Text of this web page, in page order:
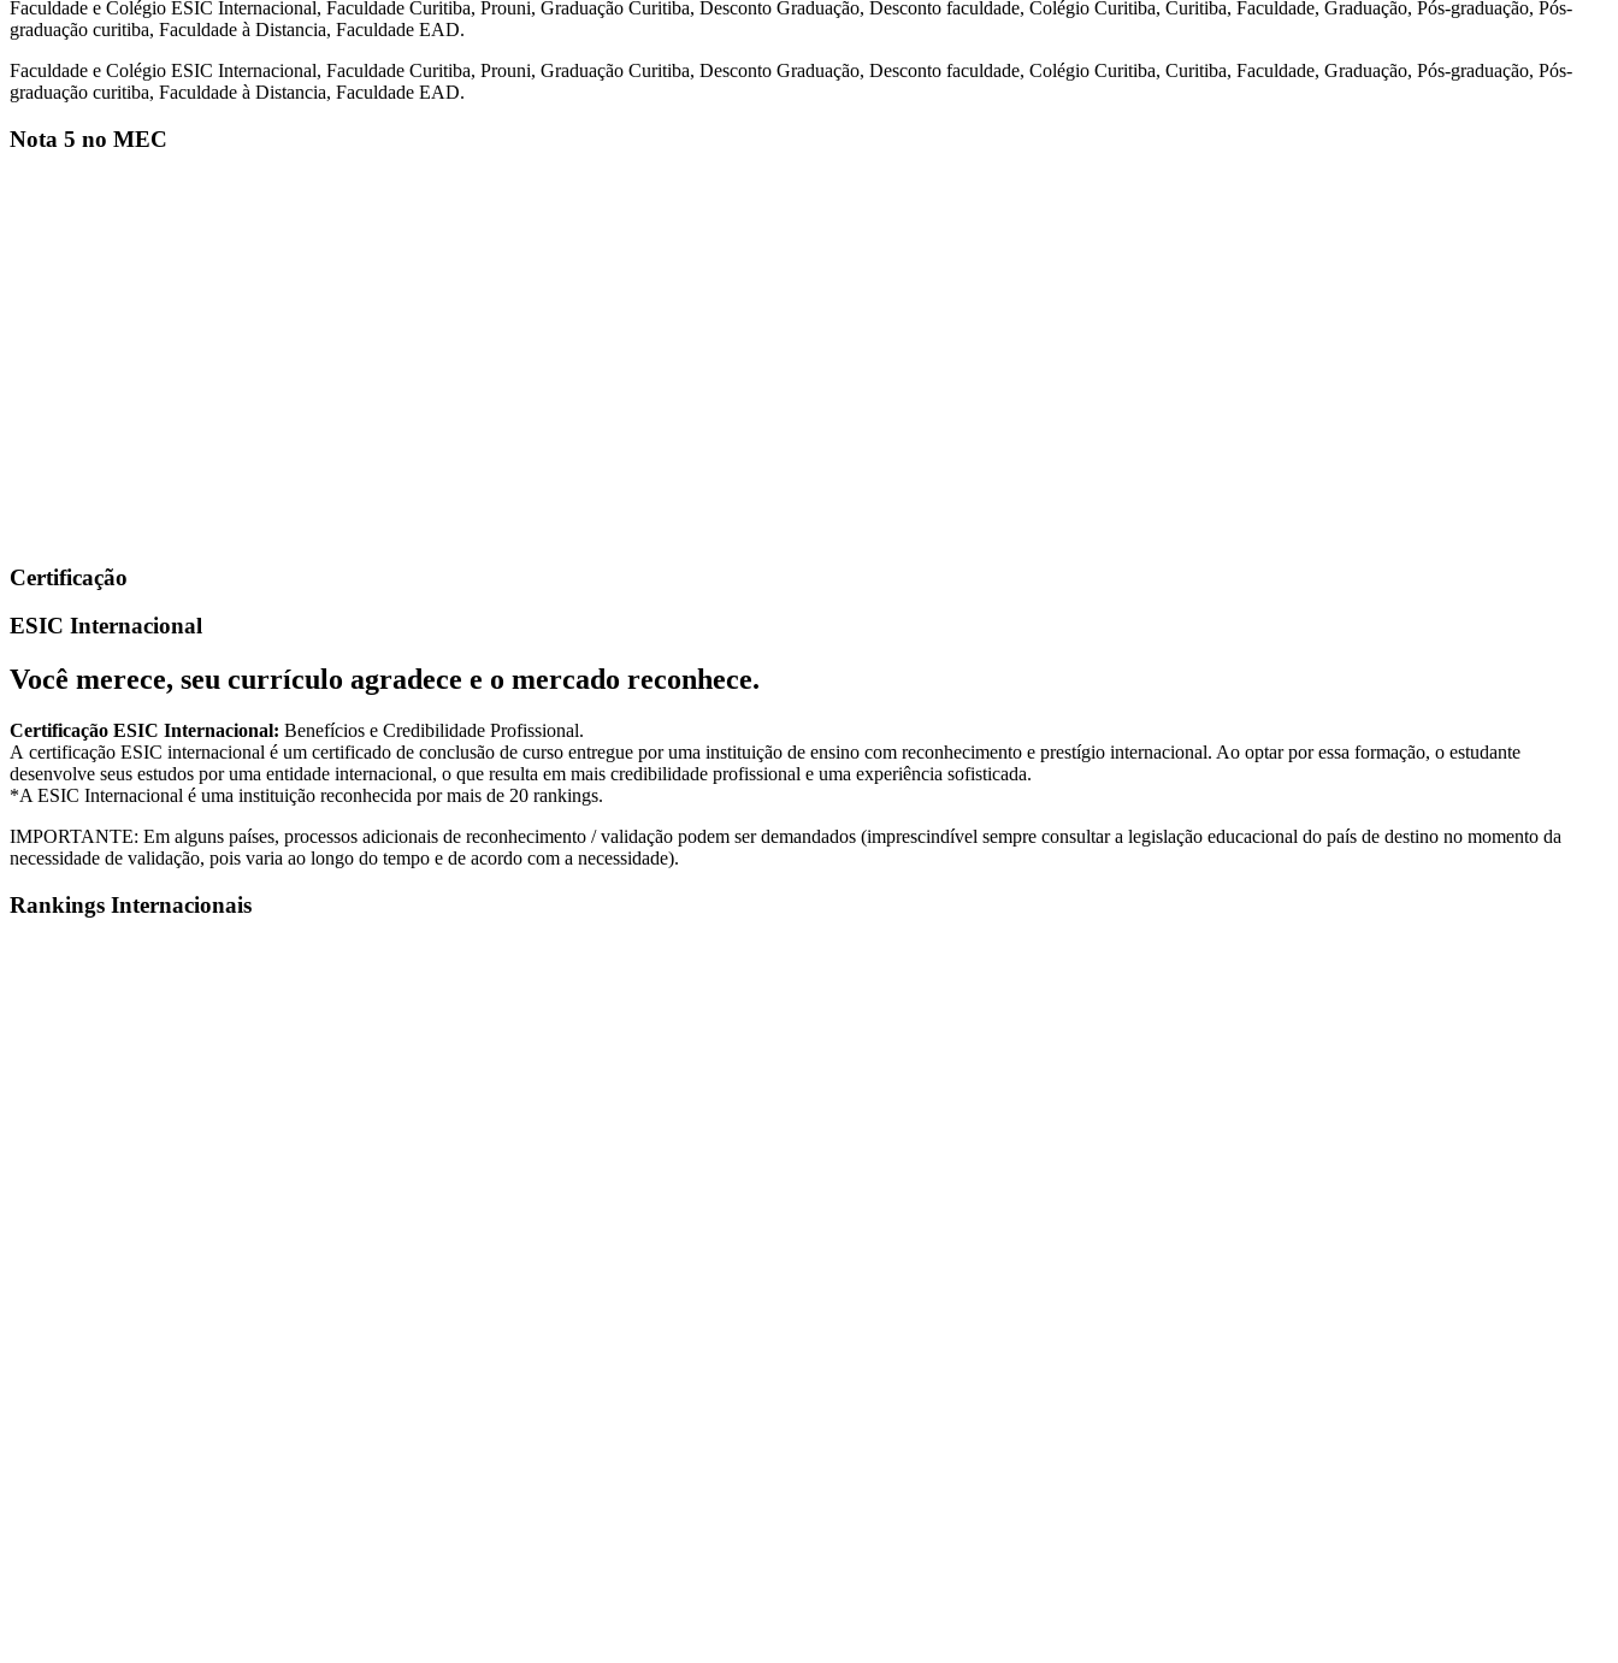
Faculdade e Colégio ESIC Internacional, Faculdade Curitiba, Prouni, Graduação Curitiba, Desconto Graduação, Desconto faculdade, Colégio Curitiba, Curitiba, Faculdade, Graduação, Pós-graduação, Pós-
graduação curitiba, Faculdade à Distancia, Faculdade EAD.
Faculdade e Colégio ESIC Internacional, Faculdade Curitiba, Prouni, Graduação Curitiba, Desconto Graduação, Desconto faculdade, Colégio Curitiba, Curitiba, Faculdade, Graduação, Pós-graduação, Pós-
graduação curitiba, Faculdade à Distancia, Faculdade EAD.
Nota 5 no MEC
Certificação
ESIC Internacional
Você merece, seu currículo agradece e o mercado reconhece.
Certificação ESIC Internacional: Benefícios e Credibilidade Profissional.
A certificação ESIC internacional é um certificado de conclusão de curso entregue por uma instituição de ensino com reconhecimento e prestígio internacional. Ao optar por essa formação, o estudante
desenvolve seus estudos por uma entidade internacional, o que resulta em mais credibilidade profissional e uma experiência sofisticada.
*A ESIC Internacional é uma instituição reconhecida por mais de 20 rankings.
IMPORTANTE: Em alguns países, processos adicionais de reconhecimento / validação podem ser demandados (imprescindível sempre consultar a legislação educacional do país de destino no momento da
necessidade de validação, pois varia ao longo do tempo e de acordo com a necessidade).
Rankings Internacionais